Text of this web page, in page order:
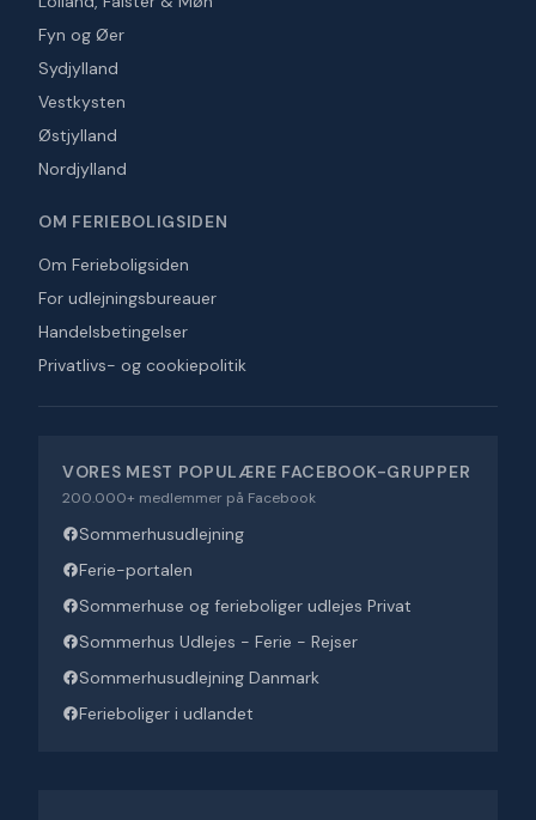
Fyn og Øer
Sydjylland
Vestkysten
Østjylland
Nordjylland
OM FERIEBOLIGSIDEN
Om Ferieboligsiden
For udlejningsbureauer
Handelsbetingelser
Privatlivs- og cookiepolitik
VORES MEST POPULÆRE FACEBOOK-GRUPPER
200.000+ medlemmer på Facebook
Sommerhusudlejning
Ferie-portalen
Sommerhuse og ferieboliger udlejes Privat
Sommerhus Udlejes - Ferie - Rejser
Sommerhusudlejning Danmark
Ferieboliger i udlandet